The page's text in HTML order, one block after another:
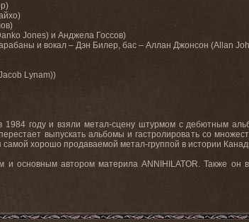
Jones) и Анджела Госсов)
и вокал – Дэн Билер, бас – Аллан Джонсон (Allan
Lynam))
1984 году и взяли метал-сцену штурмом с дебютным
выпускать альбомы и гастролировать со
хорошо продаваемой метал-группой в истории
и основным автором материла ANNIHILATOR. Также